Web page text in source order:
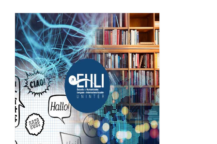
Escuela de Humanidades,
Lenguas e Internacionalización
¡INGRESA!